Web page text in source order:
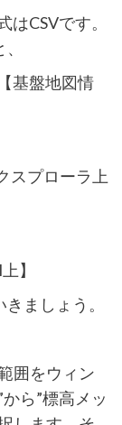
CSVです。
基盤地図情
スプローラ上
】
ましょう。
囲をウィン
ら”標高メッ